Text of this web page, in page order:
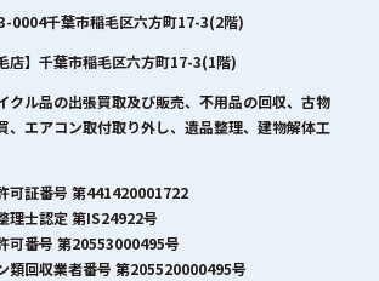
0004千葉市稲毛区六方町17-3(2階)
毛店】千葉市稲毛区六方町17-3(1階)
クル品の出張買取及び販売、不用品の回収、古物
、エアコン取付取り外し、遺品整理、建物解体工
可証番号 第441420001722
理士認定 第IS24922号
可番号 第20553000495号
類回収業者番号 第205520000495号